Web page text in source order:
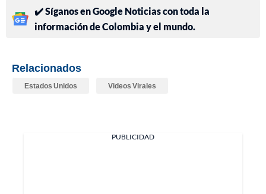
✔️ Síganos en Google Noticias con toda la
información de Colombia y el mundo.
Relacionados
Estados Unidos Videos Virales
PUBLICIDAD